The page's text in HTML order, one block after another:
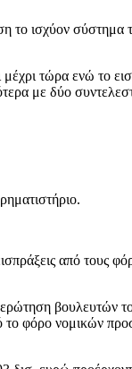
το ισχύον σύστημα
τώρα ενώ το
με δύο
από τους
ερώτηση
φόρο νομικών